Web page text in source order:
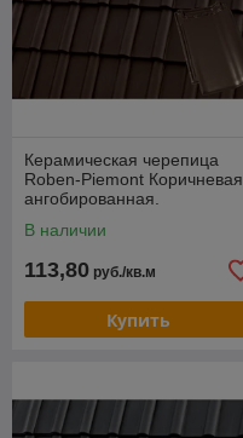
Керамическая черепица
Roben-Piemont Коричневая
ангобированная.
В наличии
113,80 руб./кв.м
Купить